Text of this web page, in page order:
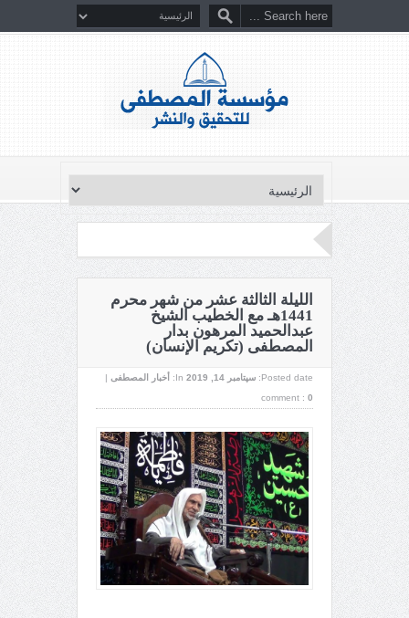
الليلة الثالثة عشر من شهر محرم
1441هـ مع الخطيب الشيخ
عبدالحميد المرهون بدار
المصطفى (تكريم الإنسان)
Posted date: سپتامبر 14, 2019 In: أخبار المصطفى |
comment : 0